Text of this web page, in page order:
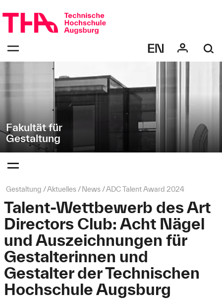
überspringen
zur
Navigation
"Gestaltung"
Fakultät für
Gestaltung
bestätigen
Öffnen
bestätigen
des
Seitenpfad:
Gestaltung Aktuelles News ADC Talent Award 2024
Talent-Wettbewerb des Art
Directors Club: Acht Nägel
und Auszeichnungen für
Gestalterinnen und
Gestalter der Technischen
Hochschule Augsburg